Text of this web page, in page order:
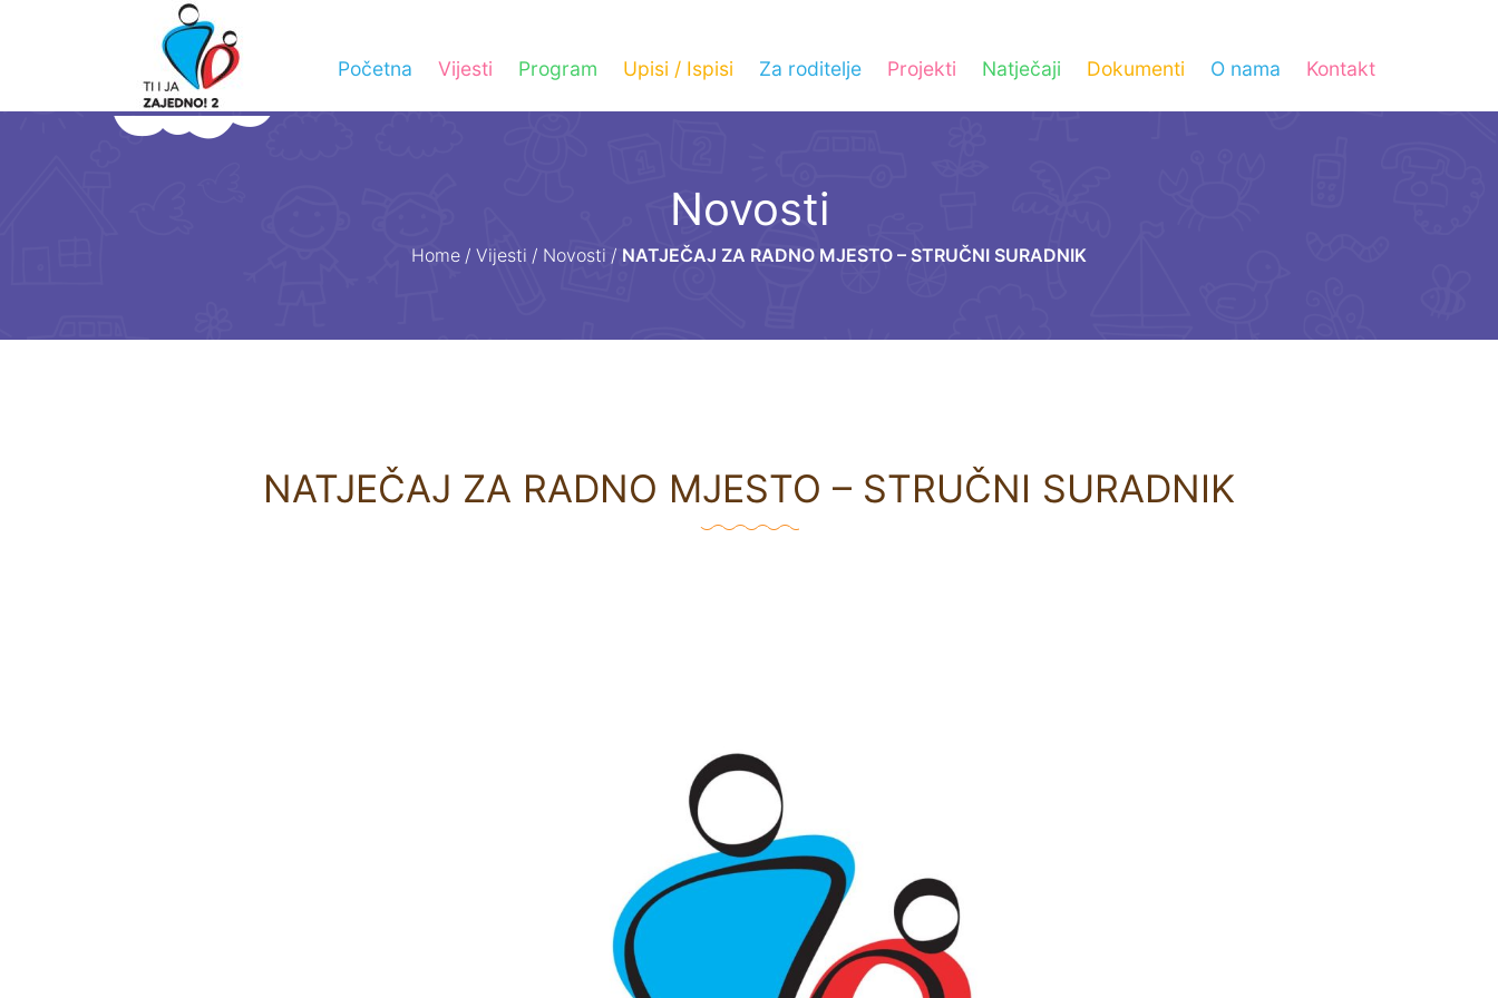
Početna Vijesti Program Upisi / Ispisi Za roditelje Projekti Natječaji Dokumenti O nama Kontakt
Novosti
Home / Vijesti / Novosti / NATJEČAJ ZA RADNO MJESTO – STRUČNI SURADNIK
NATJEČAJ ZA RADNO MJESTO – STRUČNI SURADNIK